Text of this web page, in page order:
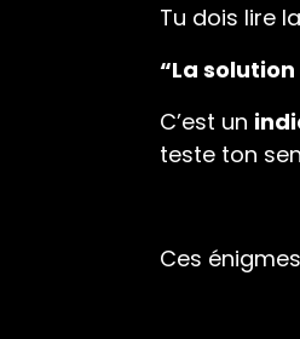
Tu dois lire
“La
C’est un
teste ton
Ces